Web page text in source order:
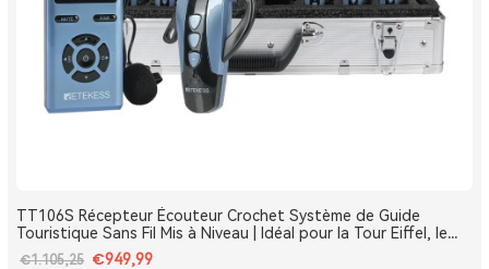
TT106S Récepteur Écouteur Crochet Système de Guide
Touristique Sans Fil Mis à Niveau | Idéal pour la Tour Eiffel, le
Louvre et les Monuments de France
€1.105,25 €949,99